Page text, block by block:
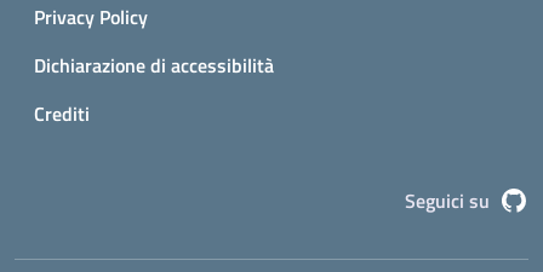
Privacy Policy
Dichiarazione di accessibilità
Crediti
Seguici su